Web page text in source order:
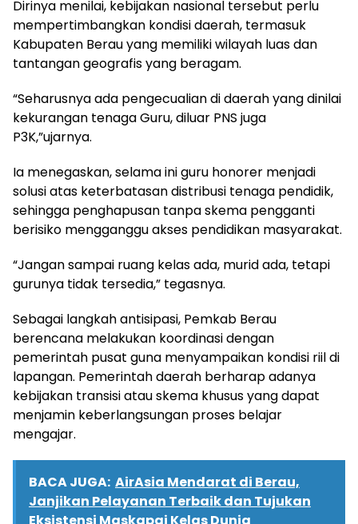
Dirinya menilai, kebijakan nasional tersebut perlu
mempertimbangkan kondisi daerah, termasuk
Kabupaten Berau yang memiliki wilayah luas dan
tantangan geografis yang beragam.
“Seharusnya ada pengecualian di daerah yang dinilai
kekurangan tenaga Guru, diluar PNS juga
P3K,”ujarnya.
Ia menegaskan, selama ini guru honorer menjadi
solusi atas keterbatasan distribusi tenaga pendidik,
sehingga penghapusan tanpa skema pengganti
berisiko mengganggu akses pendidikan masyarakat.
“Jangan sampai ruang kelas ada, murid ada, tetapi
gurunya tidak tersedia,” tegasnya.
Sebagai langkah antisipasi, Pemkab Berau
berencana melakukan koordinasi dengan
pemerintah pusat guna menyampaikan kondisi riil di
lapangan. Pemerintah daerah berharap adanya
kebijakan transisi atau skema khusus yang dapat
menjamin keberlangsungan proses belajar
mengajar.
BACA JUGA: AirAsia Mendarat di Berau,
Janjikan Pelayanan Terbaik dan Tujukan